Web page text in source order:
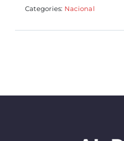
Categories: Nacional